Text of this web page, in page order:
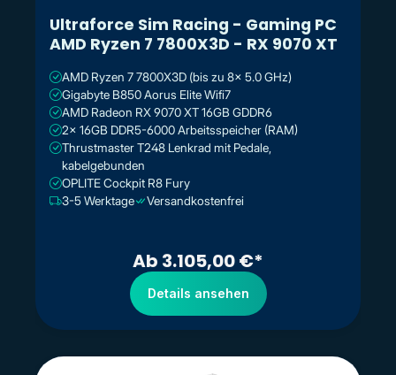
Ultraforce Sim Racing - Gaming PC
AMD Ryzen 7 7800X3D - RX 9070 XT
AMD Ryzen 7 7800X3D (bis zu 8x 5.0 GHz)
Gigabyte B850 Aorus Elite Wifi7
AMD Radeon RX 9070 XT 16GB GDDR6
2x 16GB DDR5-6000 Arbeitsspeicher (RAM)
Thrustmaster T248 Lenkrad mit Pedale,
kabelgebunden
OPLITE Cockpit R8 Fury
3-5 Werktage
Versandkostenfrei
Ab 3.105,00 €*
Details ansehen